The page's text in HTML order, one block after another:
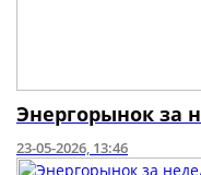
Энергорынок за
23-05-2026, 13:46